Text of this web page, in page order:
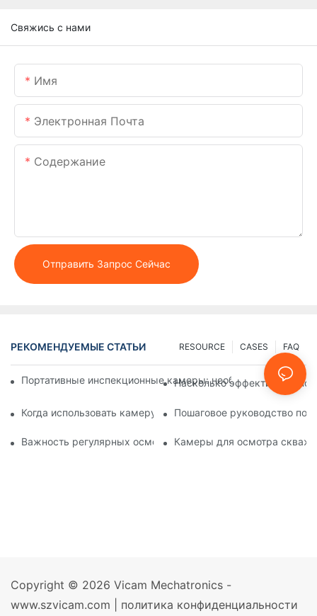
Свяжись с нами
Имя
Электронная Почта
Содержание
Отправить Запрос Сейчас
РЕКОМЕНДУЕМЫЕ СТАТЬИ FAQ
CASES
RESOURCE
Портативные инспекционные камеры: необходимые
Насколько эффективны
Когда использовать камеру для осмотра скважин:
Пошаговое руководство по
Важность регулярных осмотров скважин с помощью
Камеры для осмотра
Copyright © 2026 Vicam Mechatronics -
www.szvicam.com | политика конфиденциальности